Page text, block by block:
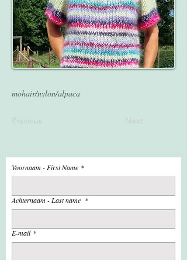
mohair/nylon/alpaca
Previous Next
Voornaam - First Name *
Achternaam - Last name *
E-mail *